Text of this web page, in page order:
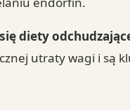
diety
utraty wagi i są